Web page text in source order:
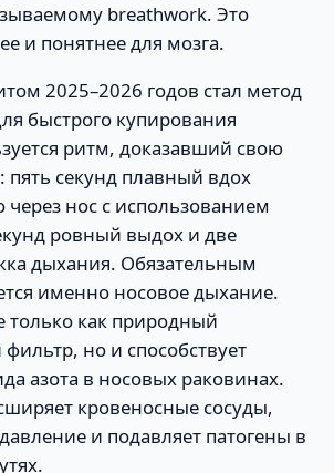
breathwork. Это
и понятнее для мозга.
2025–2026 годов стал метод
быстрого купирования
ритм, доказавший свою
пять секунд плавный вдох
нос с использованием
ровный выдох и две
дыхания. Обязательным
именно носовое дыхание.
только как природный
но и способствует
азота в носовых раковинах.
кровеносные сосуды,
и подавляет патогены в